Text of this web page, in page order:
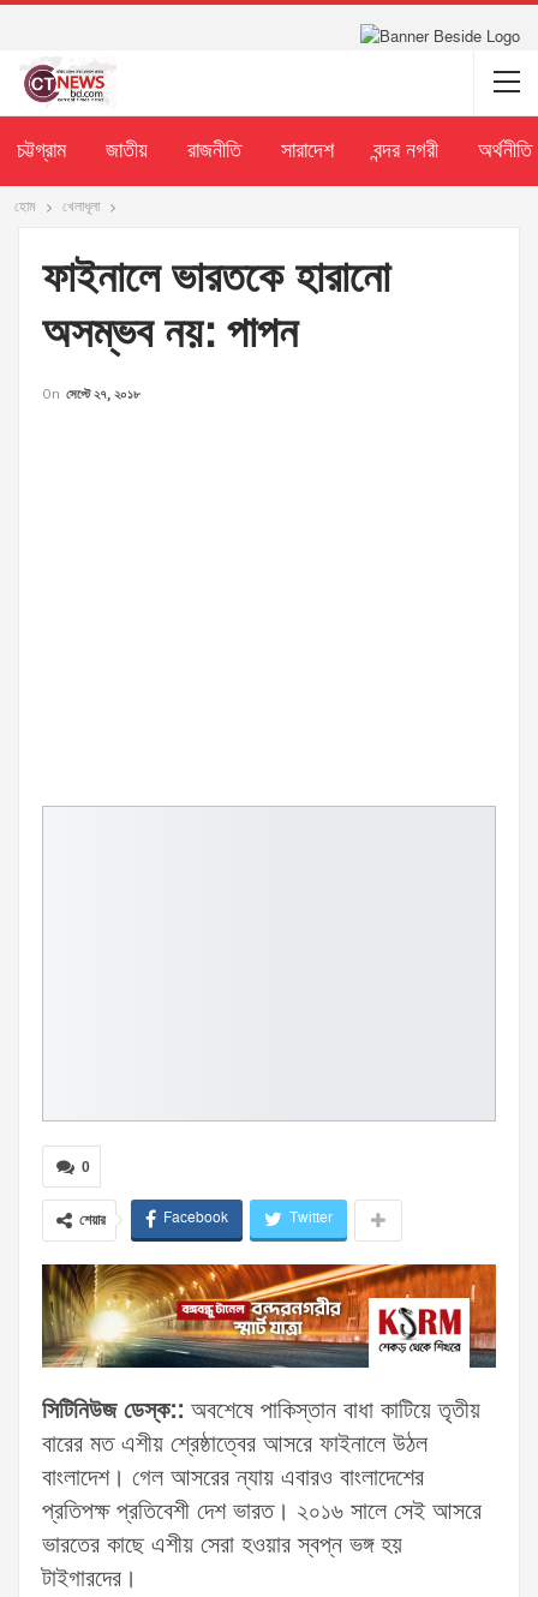
চট্টগ্রাম জাতীয় রাজনীতি সারাদেশ বন্দর নগরী অর্থনীতি
হোম খেলাধূলা
ফাইনালে ভারতকে হারানো
অসম্ভব নয়: পাপন
On সেপ্টে ২৭, ২০১৮
0
শেয়ার Facebook Twitter
সিটিনিউজ ডেস্ক:: অবশেষে পাকিস্তান বাধা কাটিয়ে তৃতীয়
বারের মত এশীয় শ্রেষ্ঠাত্বের আসরে ফাইনালে উঠল
বাংলাদেশ। গেল আসরের ন্যায় এবারও বাংলাদেশের
প্রতিপক্ষ প্রতিবেশী দেশ ভারত। ২০১৬ সালে সেই আসরে
ভারতের কাছে এশীয় সেরা হওয়ার স্বপ্ন ভঙ্গ হয়
টাইগারদের।